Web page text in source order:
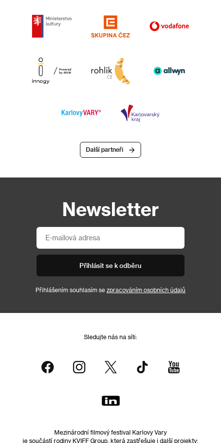
Další partneři
Newsletter
Přihlásit se k odběru
Přihlášením souhlasím se zpracováním osobních údajů
Sledujte nás na síti:
Mezinárodní filmový festival Karlovy Vary
je součástí rodiny KVIFF Group, která zastřešuje i další projekty: